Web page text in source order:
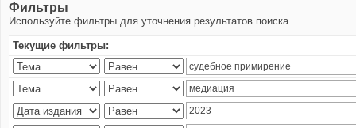
Фильтры
Используйте фильтры для уточнения результатов поиска.
Текущие фильтры: